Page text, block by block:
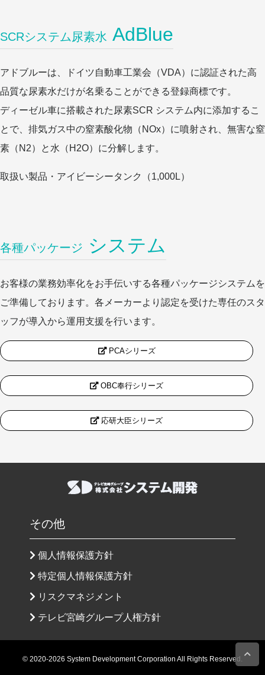
SCRシステム尿素水 AdBlue
アドブルーは、ドイツ自動車工業会（VDA）に認証された高
品質な尿素水だけが名乗ることができる登録商標です。
ディーゼル車に搭載された尿素SCR システム内に添加するこ
とで、排気ガス中の窒素酸化物（NOx）に噴射され、無害な窒
素（N2）と水（H2O）に分解します。
取扱い製品 ・アイビーシータンク（1,000L）
各種パッケージ システム
お客様の業務効率化をお手伝いする各種パッケージシステムを
ご準備しております。各メーカーより認定を受けた専任のスタ
ッフが導入から運用支援を行います。
PCAシリーズ
OBC奉行シリーズ
応研大臣シリーズ
その他
個人情報保護方針
特定個人情報保護方針
リスクマネジメント
テレビ宮崎グループ人権方針
© 2020-2026 System Development Corporation All Rights Reserved.